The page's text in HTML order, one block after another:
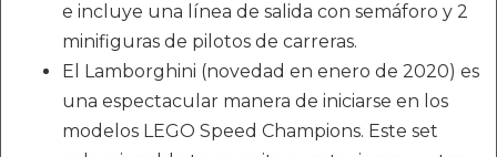
e incluye una línea de salida con semáforo y 2
minifiguras de pilotos de carreras.
El Lamborghini (novedad en enero de 2020) es
una espectacular manera de iniciarse en los
modelos LEGO Speed Champions. Este set